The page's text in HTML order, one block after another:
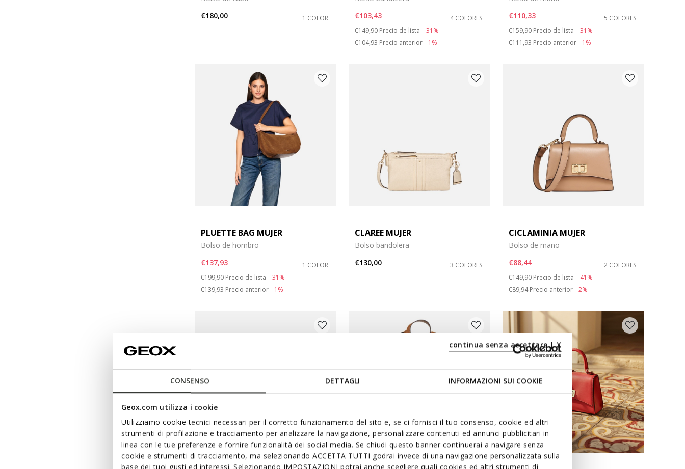
CONSENSO DETTAGLI INFORMAZIONI SUI COOKIE
Geox.com utilizza i cookie
Utilizziamo cookie tecnici necessari per il corretto funzionamento del sito e, se ci fornisci il tuo consenso, cookie ed altri
strumenti di profilazione e tracciamento per analizzare la navigazione, personalizzare contenuti ed annunci pubblicitari in
linea con le tue preferenze e fornire funzionalità dei social media. Se chiudi questo banner continuerai a navigare senza
cookie e strumenti di tracciamento, ma selezionando ACCETTA TUTTI godrai invece di una navigazione personalizzata sulla
base dei tuoi gusti ed interessi. Selezionando IMPOSTAZIONI potrai anche scegliere quali cookies ed altri strumenti di
continua senza accettare | X
€180,00
1 COLOR
€103,43
4 COLORES
Price reduced from
€149,90 to
Precio de lista -31%
€104,93Precio anterior -1%
€110,33
5 COLORES
Price reduced from
€159,90 to
Precio de lista -31%
€111,93Precio anterior -1%
PLUETTE BAG MUJER
Bolso de hombro
€137,93
1 COLOR
Price reduced from
€199,90 to
Precio de lista -31%
€139,93 Precio anterior -1%
CLAREE MUJER
Bolso bandolera
€130,00
3 COLORES
CICLAMINIA MUJER
Bolso de mano
€88,44
2 COLORES
Price reduced from
€149,90 to
Precio de lista -41%
€89,94Precio anterior -2%